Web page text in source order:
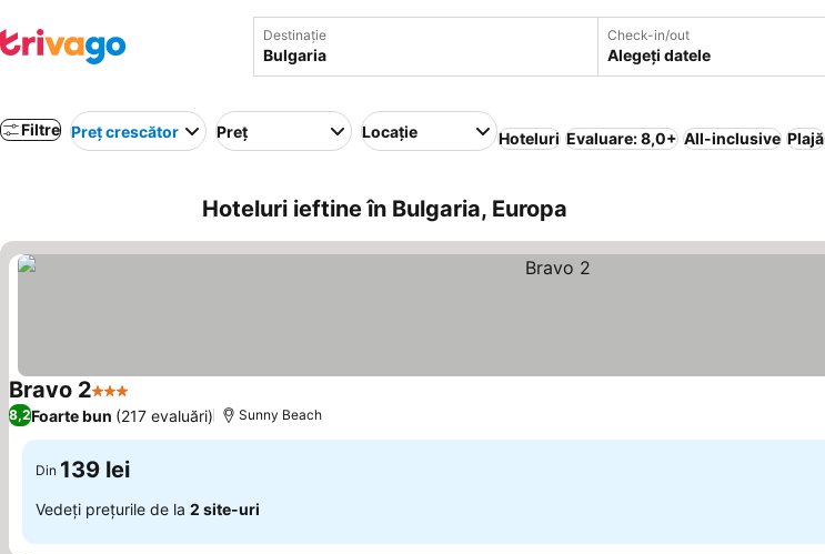
Destinație Check-in/out
Alegeți datele
Filtre Preț crescător Preț Locație Hoteluri Evaluare: 8,0+ All-inclusive Plajă
Hoteluri ieftine în Bulgaria, Europa
Bravo 23 Stele Vedeți prețurile
8,2Foarte bun (217 evaluări) Sunny Beach
Din 139 lei
Vedeți prețurile de la 2 site-uri